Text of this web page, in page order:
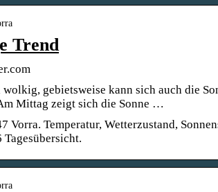
Trend
gebietsweise kann sich auch die
Mittag zeigt sich die Sonne …
Vorra. Temperatur, Wetterzustand,